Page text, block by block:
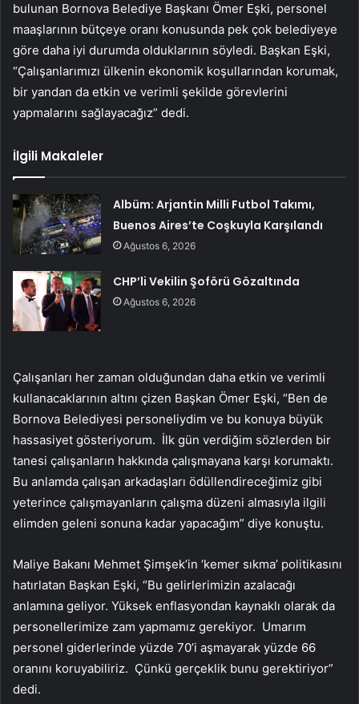
bulunan Bornova Belediye Başkanı Ömer Eşki, personel
maaşlarının bütçeye oranı konusunda pek çok belediyeye
göre daha iyi durumda olduklarının söyledi. Başkan Eşki,
“Çalışanlarımızı ülkenin ekonomik koşullarından korumak,
bir yandan da etkin ve verimli şekilde görevlerini
yapmalarını sağlayacağız” dedi.
İlgili Makaleler
Albüm: Arjantin Milli Futbol Takımı,
Buenos Aires’te Coşkuyla Karşılandı
Ağustos 6, 2026
CHP’li Vekilin Şoförü Gözaltında
Ağustos 6, 2026
Çalışanları her zaman olduğundan daha etkin ve verimli
kullanacaklarının altını çizen Başkan Ömer Eşki, “Ben de
Bornova Belediyesi personeliydim ve bu konuya büyük
hassasiyet gösteriyorum. İlk gün verdiğim sözlerden bir
tanesi çalışanların hakkında çalışmayana karşı korumaktı.
Bu anlamda çalışan arkadaşları ödüllendireceğimiz gibi
yeterince çalışmayanların çalışma düzeni almasıyla ilgili
elimden geleni sonuna kadar yapacağım” diye konuştu.
Maliye Bakanı Mehmet Şimşek’in ‘kemer sıkma’ politikasını
hatırlatan Başkan Eşki, “Bu gelirlerimizin azalacağı
anlamına geliyor. Yüksek enflasyondan kaynaklı olarak da
personellerimize zam yapmamız gerekiyor. Umarım
personel giderlerinde yüzde 70’i aşmayarak yüzde 66
oranını koruyabiliriz. Çünkü gerçeklik bunu gerektiriyor”
dedi.